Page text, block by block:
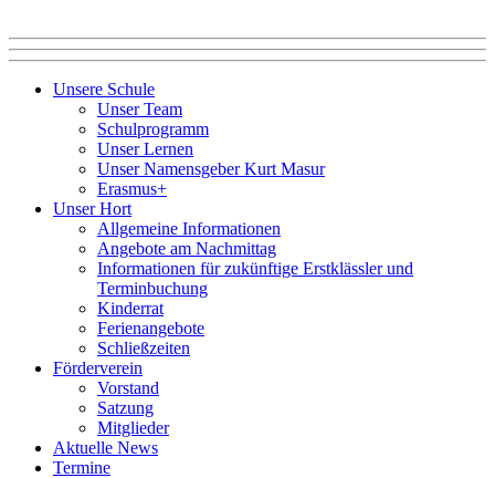
Unsere Schule
Unser Team
Schulprogramm
Unser Lernen
Unser Namensgeber Kurt Masur
Erasmus+
Unser Hort
Allgemeine Informationen
Angebote am Nachmittag
Informationen für zukünftige Erstklässler und
Terminbuchung
Kinderrat
Ferienangebote
Schließzeiten
Förderverein
Vorstand
Satzung
Mitglieder
Aktuelle News
Termine